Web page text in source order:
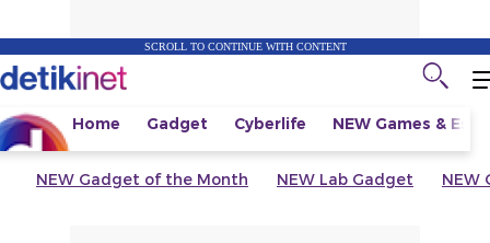
SCROLL TO CONTINUE WITH CONTENT
Home Gadget Cyberlife NEW Games &
NEW Gadget of the Month NEW Lab Gadget NEW